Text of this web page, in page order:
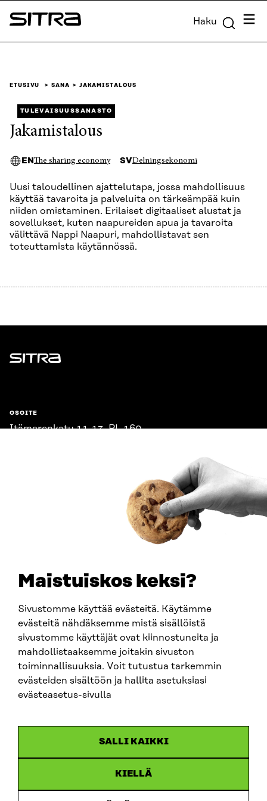
Maistuiskos keksi?
Sivustomme käyttää evästeitä. Käytämme
evästeitä nähdäksemme mistä sisällöistä
sivustomme käyttäjät ovat kiinnostuneita ja
mahdollistaaksemme joitakin sivuston
toiminnallisuuksia. Voit tutustua tarkemmin
evästeiden sisältöön ja hallita asetuksiasi
evästeasetus-sivulla
SALLI KAIKKI
KIELLÄ
Siirry
suoraan
Sitra Haku
ETUSIVU SANA JAKAMISTALOUS
TULEVAISUUSSANASTO
Jakamistalous
EN The sharing economy SVDelningsekonomi
Uusi taloudellinen ajattelutapa, jossa mahdollisuus
käyttää tavaroita ja palveluita on tärkeämpää kuin
niiden omistaminen. Erilaiset digitaaliset alustat ja
sovellukset, kuten naapureiden apua ja tavaroita
välittävä Nappi Naapuri, mahdollistavat sen
toteuttamista käytännössä.
Sitra
OSOITE
Itämerenkatu 11-13, PL 160,
SITRA SOSIAALISESSA MEDIASSA
LinkedIn
Instagram
YouTube